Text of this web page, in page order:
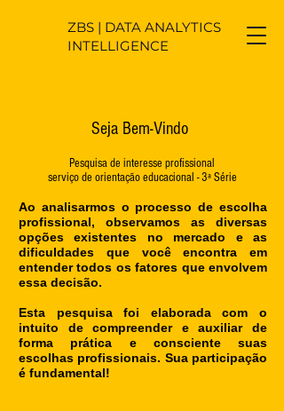
ZBS | DATA ANALYTICS
INTELLIGENCE
Seja Bem-Vindo
Pesquisa de interesse profissional
serviço de orientação educacional - 3ª Série
Ao analisarmos o processo de escolha
profissional, observamos as diversas
opções existentes no mercado e as
dificuldades que você encontra em
entender todos os fatores que envolvem
essa decisão.
Esta pesquisa foi elaborada com o
intuito de compreender e auxiliar de
forma prática e consciente suas
escolhas profissionais. Sua participação
é fundamental!